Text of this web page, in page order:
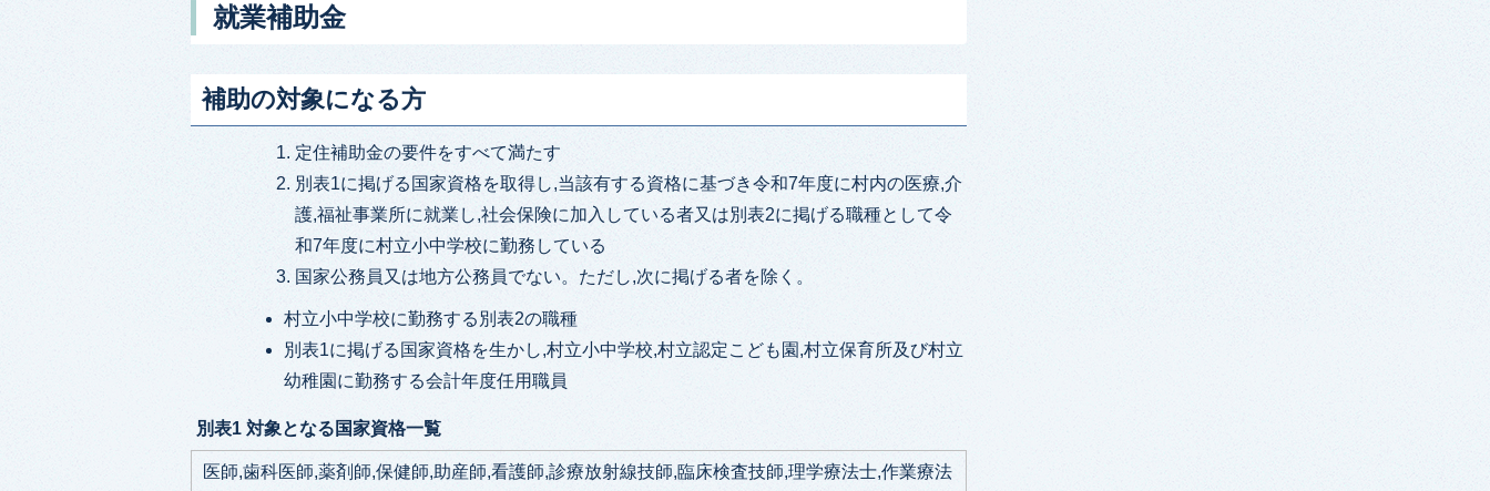
就業補助金
補助の対象になる方
定住補助金の要件をすべて満たす
別表1に掲げる国家資格を取得し,当該有する資格に基づき令和7年度に村内の医療,介
護,福祉事業所に就業し,社会保険に加入している者又は別表2に掲げる職種として令
和7年度に村立小中学校に勤務している
国家公務員又は地方公務員でない。ただし,次に掲げる者を除く。
村立小中学校に勤務する別表2の職種
別表1に掲げる国家資格を生かし,村立小中学校,村立認定こども園,村立保育所及び村立
幼稚園に勤務する会計年度任用職員
別表1 対象となる国家資格一覧
医師,歯科医師,薬剤師,保健師,助産師,看護師,診療放射線技師,臨床検査技師,理学療法士,作業療法